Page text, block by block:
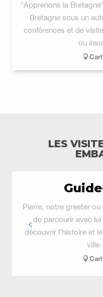
"Apprenons la
Bretagne sous un
conférences et de
ou
LES
Pierre, notre greeter
de parcourir avec
découvrir l’histoire et